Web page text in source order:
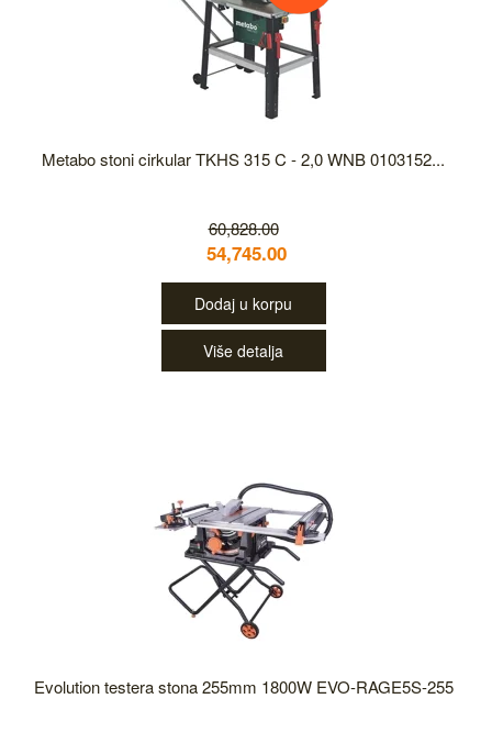
Metabo stoni cirkular TKHS 315 C - 2,0 WNB 0103152...
60,828.00
54,745.00
Dodaj u korpu
Više detalja
Evolution testera stona 255mm 1800W EVO-RAGE5S-255